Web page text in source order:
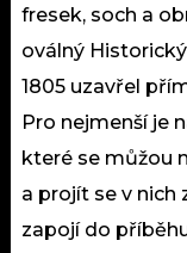
fresek, soch a
oválný
1805 uzavřel
Pro nejmenší je
které se můžou
a projít se v nich
zapojí do